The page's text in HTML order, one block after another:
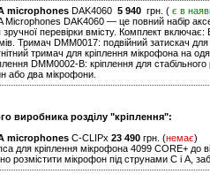
microphones DAK4060 5 940 грн. ( є в
Microphones DAK4060 — це повний набір
зручної перевірки вмісту. Комплект
Тримач DMM0017: подвійний затискач
тримач для кріплення мікрофона на
DMM0002-B: кріплення для
або два мікрофони.
виробника розділу "кріплення":
microphones C-CLIPx 23 490 грн. (немає)
для кріплення мікрофона 4099 CORE+
розмістити мікрофон під струнами C і A,